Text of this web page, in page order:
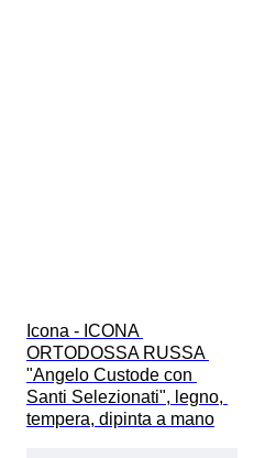
Icona - ICONA
ORTODOSSA RUSSA
"Angelo Custode con
Santi Selezionati", legno,
tempera, dipinta a mano